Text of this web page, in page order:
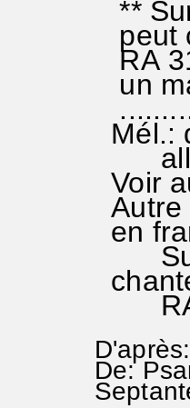
**
peut
RA
un
Mél.:
alle
Voir
Autre
en
Sur
RAf
De: